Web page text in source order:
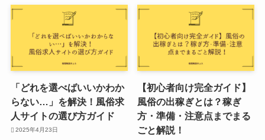
「どれを選べばいいかわか
らない…」を解決！風俗求
人サイトの選び方ガイド
2025年4月23日
【初心者向け完全ガイド】
風俗の出稼ぎとは？稼ぎ
方・準備・注意点までまる
ごと解説！